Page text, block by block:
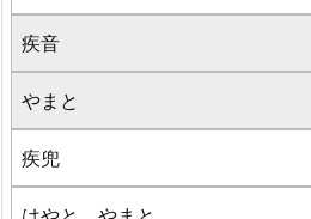
疾音
やまと
疾兜